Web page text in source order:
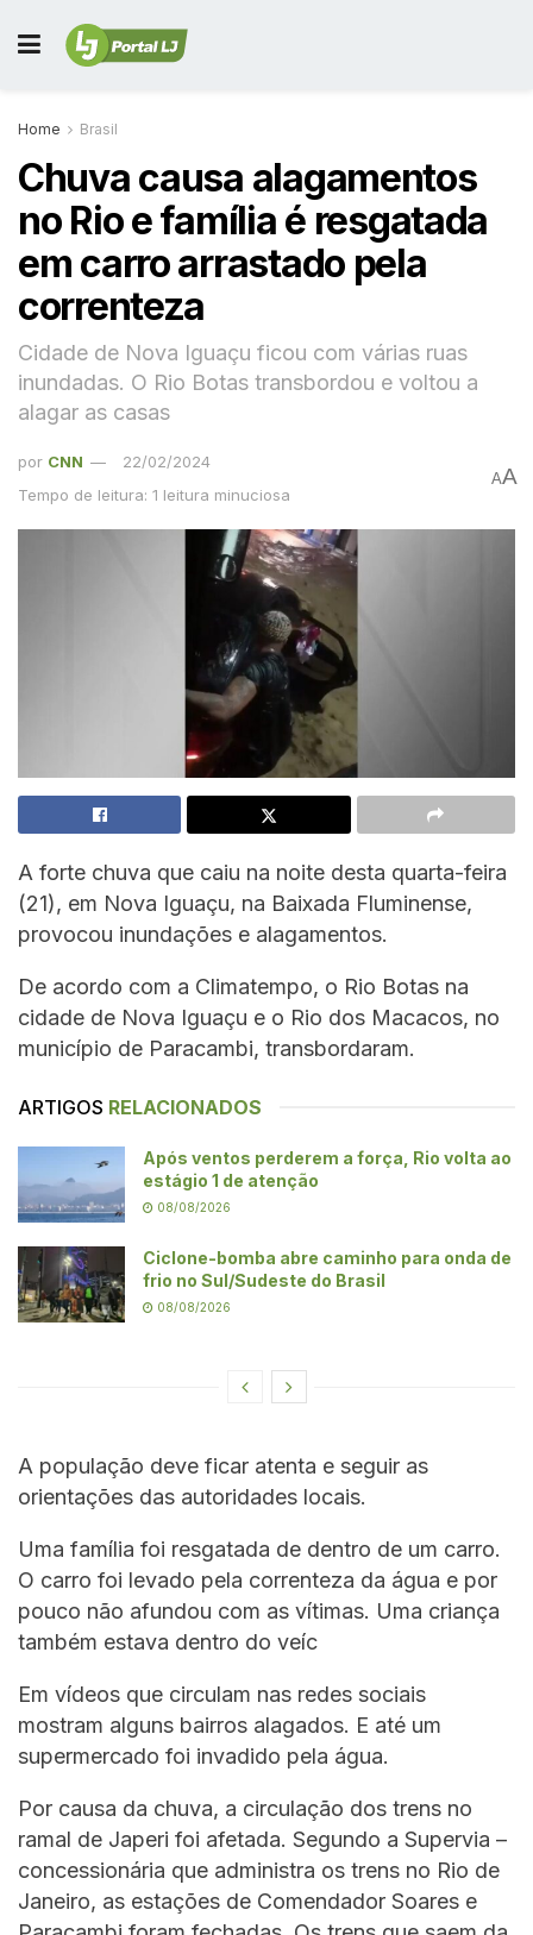
Home Brasil
Chuva causa alagamentos
no Rio e família é resgatada
em carro arrastado pela
correnteza
Cidade de Nova Iguaçu ficou com várias ruas
inundadas. O Rio Botas transbordou e voltou a
alagar as casas
por CNN
22/02/2024
Tempo de leitura: 1 leitura minuciosa
AA
A forte chuva que caiu na noite desta quarta-feira
(21), em Nova Iguaçu, na Baixada Fluminense,
provocou inundações e alagamentos.
De acordo com a Climatempo, o Rio Botas na
cidade de Nova Iguaçu e o Rio dos Macacos, no
município de Paracambi, transbordaram.
ARTIGOS RELACIONADOS
Após ventos perderem a força, Rio volta ao
estágio 1 de atenção
08/08/2026
Ciclone-bomba abre caminho para onda de
frio no Sul/Sudeste do Brasil
08/08/2026
A população deve ficar atenta e seguir as
orientações das autoridades locais.
Uma família foi resgatada de dentro de um carro.
O carro foi levado pela correnteza da água e por
pouco não afundou com as vítimas. Uma criança
também estava dentro do veíc
Em vídeos que circulam nas redes sociais
mostram alguns bairros alagados. E até um
supermercado foi invadido pela água.
Por causa da chuva, a circulação dos trens no
ramal de Japeri foi afetada. Segundo a Supervia –
concessionária que administra os trens no Rio de
Janeiro, as estações de Comendador Soares e